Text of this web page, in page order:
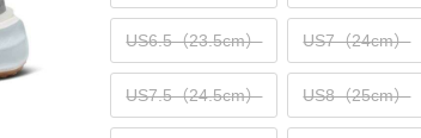
US6.5（23.5cm） US7（24cm）
US7.5（24.5cm） US8（25cm）